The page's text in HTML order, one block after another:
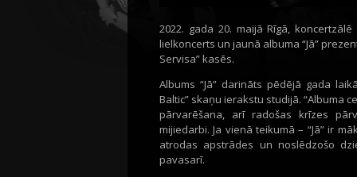
2022. gada 20. maijā Rīgā,
lielkoncerts un jaunā albuma “Jā”
Servisa” kasēs.
Albums “Jā” darināts pēdējā gada
Baltic” skaņu ierakstu studijā. “Albuma
pārvarēšana, arī radošas krīzes
mijiedarbi. Ja vienā teikumā – “Jā” ir
atrodas apstrādes un noslēdzošo
pavasarī.